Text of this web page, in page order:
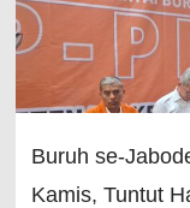
Buruh se-
Kamis, Tuntut